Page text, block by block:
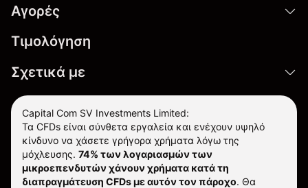
Αγορές
Τιμολόγηση
Σχετικά με
Capital Com SV Investments Limited:
Τα CFDs είναι σύνθετα εργαλεία και ενέχουν υψηλό
κίνδυνο να χάσετε γρήγορα χρήματα λόγω της
μόχλευσης. 74% των λογαριασμών των
μικροεπενδυτών χάνουν χρήματα κατά τη
διαπραγμάτευση CFDs με αυτόν τον πάροχο. Θα